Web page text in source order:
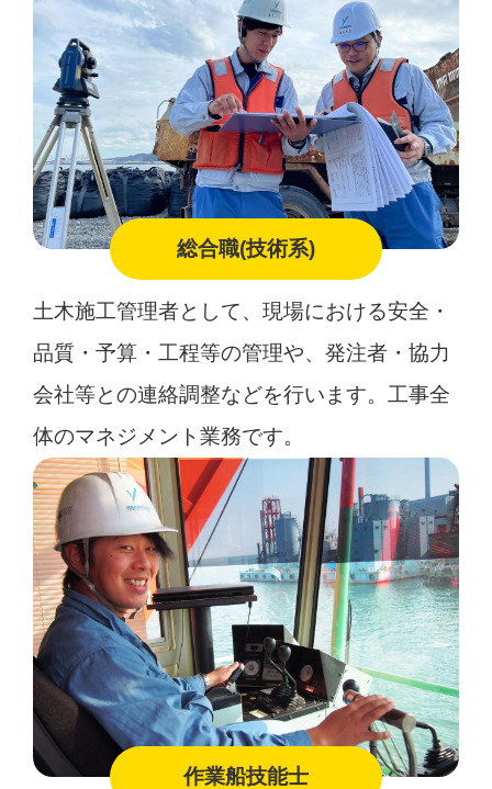
総合職(技術系)
土木施工管理者として、現場における安全・
品質・予算・工程等の管理や、発注者・協力
会社等との連絡調整などを行います。工事全
体のマネジメント業務です。
作業船技能士